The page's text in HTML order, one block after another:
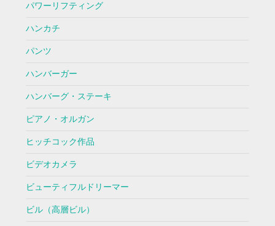
パワーリフティング
ハンカチ
パンツ
ハンバーガー
ハンバーグ・ステーキ
ピアノ・オルガン
ヒッチコック作品
ビデオカメラ
ビューティフルドリーマー
ビル（高層ビル）